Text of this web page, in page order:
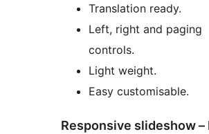
Translation ready.
Left, right and paging
controls.
Light weight.
Easy customisable.
Responsive slideshow –